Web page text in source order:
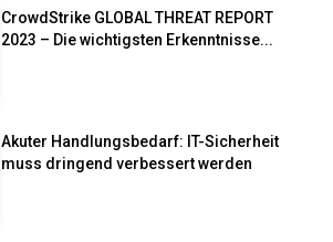
CrowdStrike GLOBAL THREAT REPORT
2023 – Die wichtigsten Erkenntnisse...
Akuter Handlungsbedarf: IT-Sicherheit
muss dringend verbessert werden